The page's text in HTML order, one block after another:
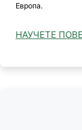
Европа.
НАУЧЕТЕ